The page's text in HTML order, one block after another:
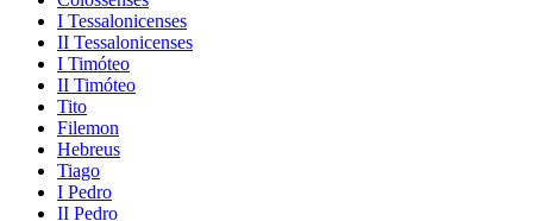
I Tessalonicenses
II Tessalonicenses
I Timóteo
II Timóteo
Tito
Filemon
Hebreus
Tiago
I Pedro
II Pedro